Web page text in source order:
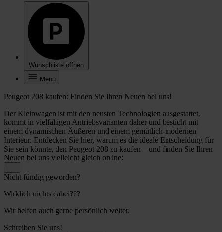
Wunschliste öffnen
Menü
Peugeot 208 kaufen: Finden Sie Ihren Neuen bei uns!
Der Kleinwagen ist mit den neusten Technologien ausgestattet,
kommt in vielfältigen Antriebsvarianten daher und besticht mit
einem dynamischen Äußeren und einem gemütlich-modernen
Interieur. Entdecken Sie hier, warum es die ideale Entscheidung für
Sie sein könnte, den Peugeot 208 zu kaufen – und finden Sie Ihren
Neuen bei uns vielleicht gleich online:
Nicht fündig geworden?
Wirklich nichts dabei???
Wir helfen auch gerne persönlich weiter.
Schreiben Sie uns!